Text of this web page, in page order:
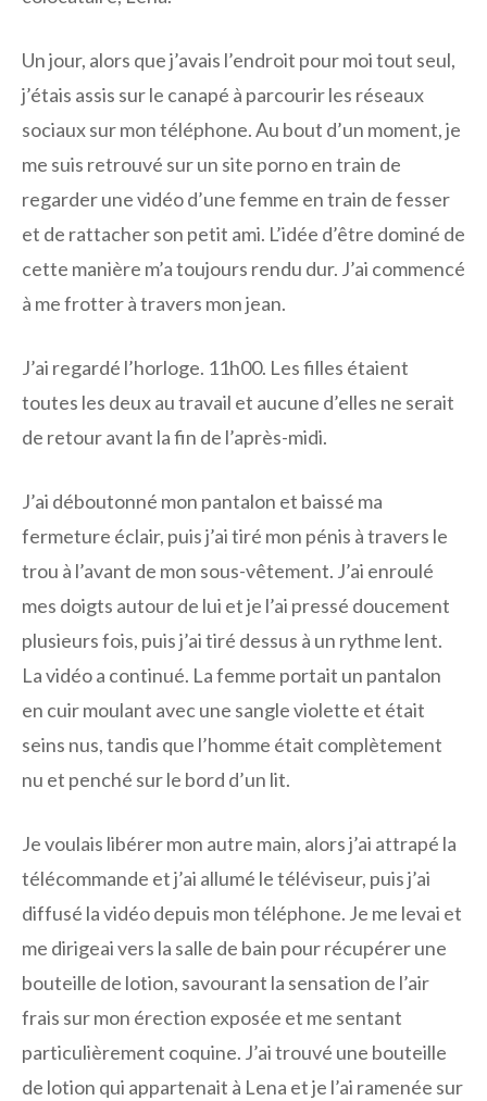
Un jour, alors que j’avais l’endroit pour moi tout seul,
j’étais assis sur le canapé à parcourir les réseaux
sociaux sur mon téléphone. Au bout d’un moment, je
me suis retrouvé sur un site porno en train de
regarder une vidéo d’une femme en train de fesser
et de rattacher son petit ami. L’idée d’être dominé de
cette manière m’a toujours rendu dur. J’ai commencé
à me frotter à travers mon jean.
J’ai regardé l’horloge. 11h00. Les filles étaient
toutes les deux au travail et aucune d’elles ne serait
de retour avant la fin de l’après-midi.
J’ai déboutonné mon pantalon et baissé ma
fermeture éclair, puis j’ai tiré mon pénis à travers le
trou à l’avant de mon sous-vêtement. J’ai enroulé
mes doigts autour de lui et je l’ai pressé doucement
plusieurs fois, puis j’ai tiré dessus à un rythme lent.
La vidéo a continué. La femme portait un pantalon
en cuir moulant avec une sangle violette et était
seins nus, tandis que l’homme était complètement
nu et penché sur le bord d’un lit.
Je voulais libérer mon autre main, alors j’ai attrapé la
télécommande et j’ai allumé le téléviseur, puis j’ai
diffusé la vidéo depuis mon téléphone. Je me levai et
me dirigeai vers la salle de bain pour récupérer une
bouteille de lotion, savourant la sensation de l’air
frais sur mon érection exposée et me sentant
particulièrement coquine. J’ai trouvé une bouteille
de lotion qui appartenait à Lena et je l’ai ramenée sur